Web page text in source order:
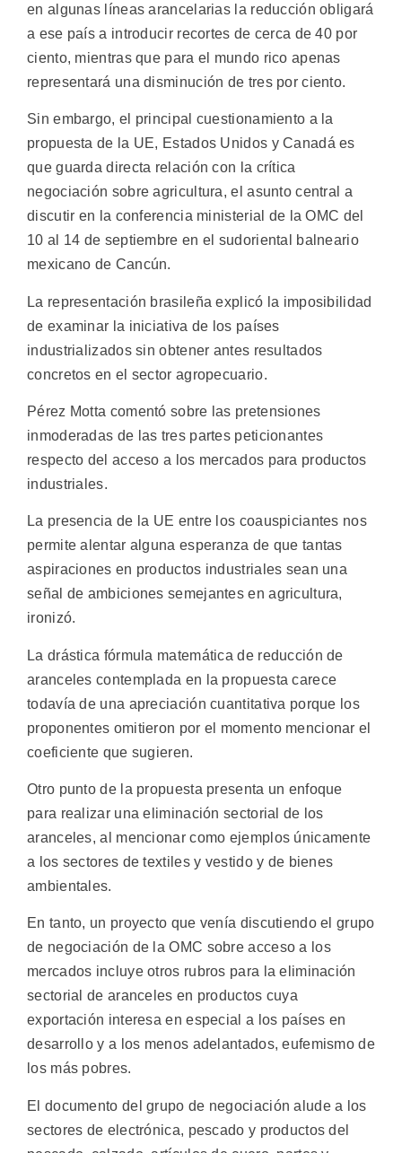
en algunas líneas arancelarias la reducción obligará
a ese país a introducir recortes de cerca de 40 por
ciento, mientras que para el mundo rico apenas
representará una disminución de tres por ciento.
Sin embargo, el principal cuestionamiento a la
propuesta de la UE, Estados Unidos y Canadá es
que guarda directa relación con la crítica
negociación sobre agricultura, el asunto central a
discutir en la conferencia ministerial de la OMC del
10 al 14 de septiembre en el sudoriental balneario
mexicano de Cancún.
La representación brasileña explicó la imposibilidad
de examinar la iniciativa de los países
industrializados sin obtener antes resultados
concretos en el sector agropecuario.
Pérez Motta comentó sobre las pretensiones
inmoderadas de las tres partes peticionantes
respecto del acceso a los mercados para productos
industriales.
La presencia de la UE entre los coauspiciantes nos
permite alentar alguna esperanza de que tantas
aspiraciones en productos industriales sean una
señal de ambiciones semejantes en agricultura,
ironizó.
La drástica fórmula matemática de reducción de
aranceles contemplada en la propuesta carece
todavía de una apreciación cuantitativa porque los
proponentes omitieron por el momento mencionar el
coeficiente que sugieren.
Otro punto de la propuesta presenta un enfoque
para realizar una eliminación sectorial de los
aranceles, al mencionar como ejemplos únicamente
a los sectores de textiles y vestido y de bienes
ambientales.
En tanto, un proyecto que venía discutiendo el grupo
de negociación de la OMC sobre acceso a los
mercados incluye otros rubros para la eliminación
sectorial de aranceles en productos cuya
exportación interesa en especial a los países en
desarrollo y a los menos adelantados, eufemismo de
los más pobres.
El documento del grupo de negociación alude a los
sectores de electrónica, pescado y productos del